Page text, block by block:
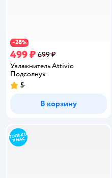
−28%
499 ₽ 699 ₽
Увлажнитель Attivio
Подсолнух
Рейтинг:
5
В корзину